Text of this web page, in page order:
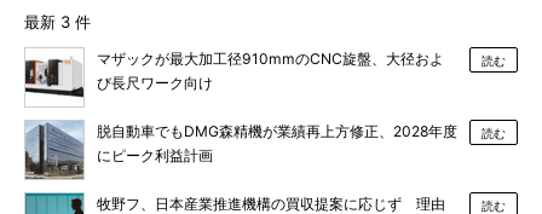
最新 3 件
マザックが最大加工径910mmのCNC旋盤、大径およ
び長尺ワーク向け
読む
脱自動車でもDMG森精機が業績再上方修正、2028年度
にピーク利益計画
読む
牧野フ、日本産業推進機構の買収提案に応じず 理由
読む